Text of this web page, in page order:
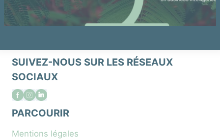
SUIVEZ-NOUS SUR LES RÉSEAUX
SOCIAUX
PARCOURIR
Mentions légales